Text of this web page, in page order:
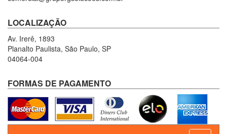
LOCALIZAÇÃO
Av. Irerê, 1893
Planalto Paulista, São Paulo, SP
04064-004
FORMAS DE PAGAMENTO